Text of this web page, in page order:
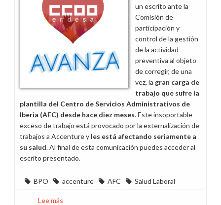
un escrito ante la
Comisión de
participación y
control de la gestión
de la actividad
preventiva al objeto
de corregir, de una
vez, la gran carga de
trabajo que sufre la
plantilla del Centro de Servicios Administrativos de
Iberia (AFC) desde hace diez meses. Este insoportable
exceso de trabajo está provocado por la externalización de
trabajos a Accenture y les está afectando seriamente a
su salud. Al final de esta comunicación puedes acceder al
escrito presentado.
BPO accenture AFC Salud Laboral
Lee más